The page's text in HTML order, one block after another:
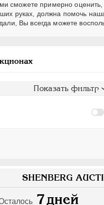
сможете примерно
руках, должна помочь
Вы всегда можете
Показать фильтр
SHENBERG
7дней